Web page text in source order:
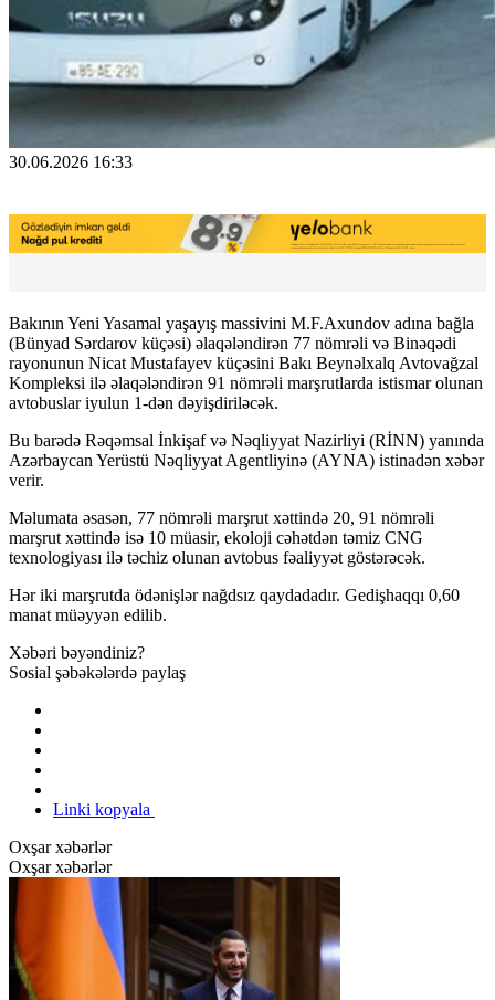
30.06.2026 16:33
Bakının Yeni Yasamal yaşayış massivini M.F.Axundov adına bağla
(Bünyad Sərdarov küçəsi) əlaqələndirən 77 nömrəli və Binəqədi
rayonunun Nicat Mustafayev küçəsini Bakı Beynəlxalq Avtovağzal
Kompleksi ilə əlaqələndirən 91 nömrəli marşrutlarda istismar olunan
avtobuslar iyulun 1-dən dəyişdiriləcək.
Bu barədə Rəqəmsal İnkişaf və Nəqliyyat Nazirliyi (RİNN) yanında
Azərbaycan Yerüstü Nəqliyyat Agentliyinə (AYNA) istinadən xəbər
verir.
Məlumata əsasən, 77 nömrəli marşrut xəttində 20, 91 nömrəli
marşrut xəttində isə 10 müasir, ekoloji cəhətdən təmiz CNG
texnologiyası ilə təchiz olunan avtobus fəaliyyət göstərəcək.
Hər iki marşrutda ödənişlər nağdsız qaydadadır. Gedişhaqqı 0,60
manat müəyyən edilib.
Xəbəri bəyəndiniz?
Sosial şəbəkələrdə paylaş
Linki kopyala
Oxşar xəbərlər
Oxşar xəbərlər